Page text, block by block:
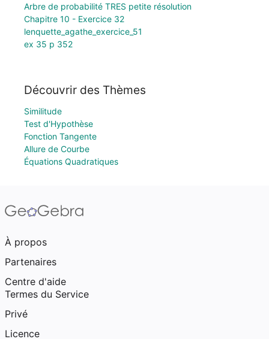
Arbre de probabilité TRES petite résolution
Chapitre 10 - Exercice 32
lenquette_agathe_exercice_51
ex 35 p 352
Découvrir des Thèmes
Similitude
Test d'Hypothèse
Fonction Tangente
Allure de Courbe
Équations Quadratiques
À propos
Partenaires
Centre d'aide
Termes du Service
Privé
Licence